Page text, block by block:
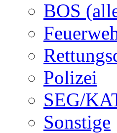
BOS
Polizei
SEG/
Sonstige